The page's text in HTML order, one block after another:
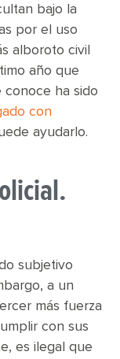
bajo la
por el uso
alboroto civil
año que
conoce ha sido
con
ayudarlo.
subjetivo
a un
más fuerza
con sus
es ilegal que